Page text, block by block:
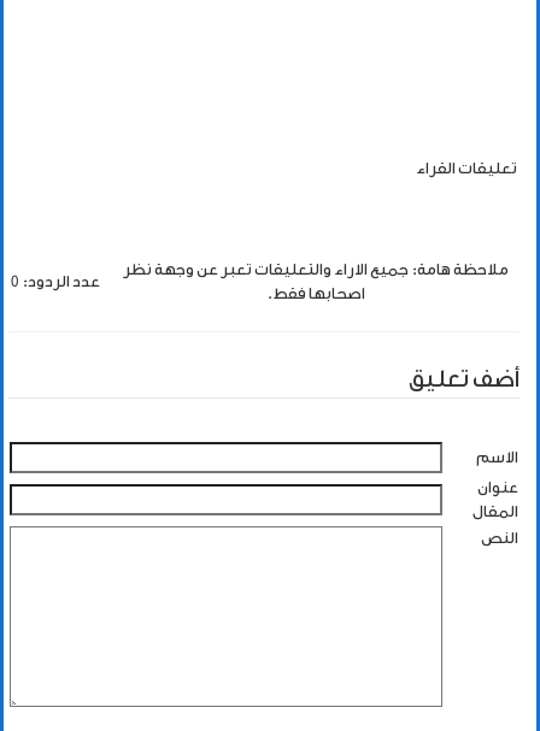
تعليقات القراء
ملاحظة هامة: جميع الاراء والتعليقات تعبر عن وجهة نظر
اصحابها فقط.
عدد الردود: 0
أضف تعليق
الاسم
عنوان
المقال
النص